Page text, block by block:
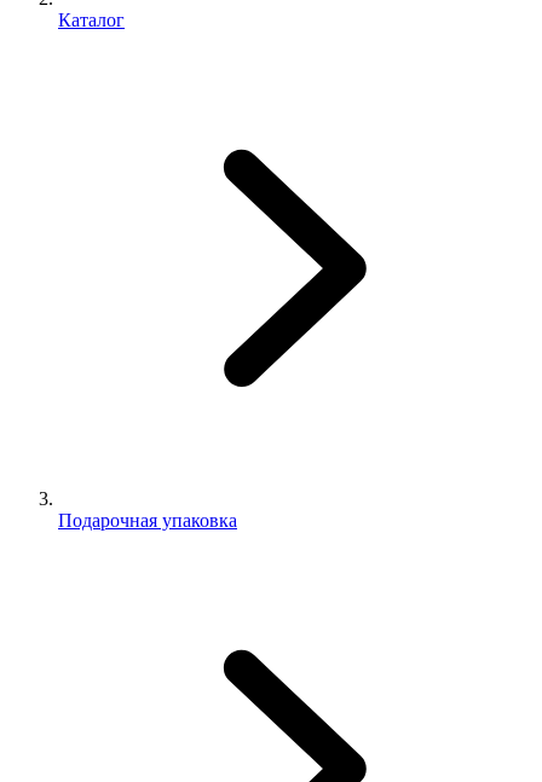
Каталог
Подарочная упаковка